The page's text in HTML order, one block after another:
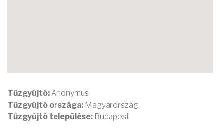
Tűzgyújtó: Anonymus
Tűzgyújtó országa: Magyarország
Tűzgyújtó települése: Budapest